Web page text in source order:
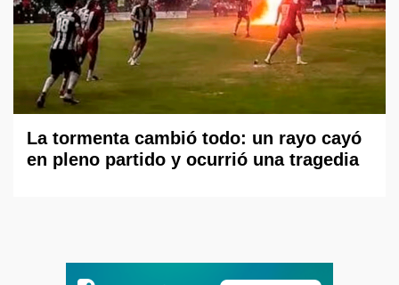
La tormenta cambió todo: un rayo cayó
en pleno partido y ocurrió una tragedia